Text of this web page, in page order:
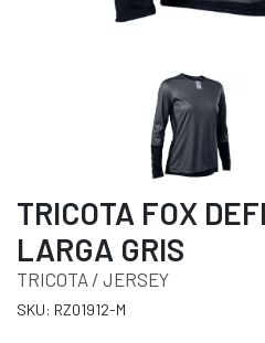
TRICOTA FOX
LARGA GRIS
TRICOTA / JERSEY
SKU: RZ01912-M